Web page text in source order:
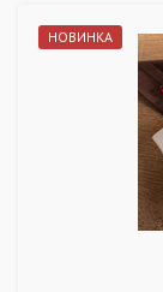
НОВИНКА